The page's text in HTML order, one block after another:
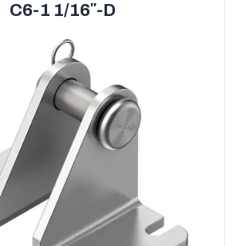
C6-1 1/16″-D